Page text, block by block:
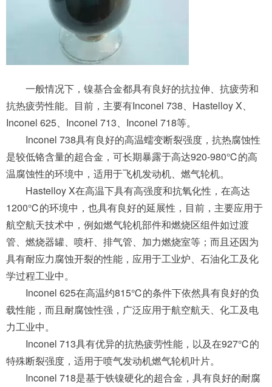
一般情况下，镍基合金都具有良好的抗拉伸、抗疲劳和
抗热疲劳性能。目前，主要有Inconel 738、Hastelloy X、
Inconel 625、Inconel 713、Inconel 718等。
Inconel 738具有良好的高温蠕变断裂强度，抗热腐蚀性
是较低铬含量的超合金，可长期暴露于高达920-980℃的高
温腐蚀性的环境中，适用于飞机发动机、燃气轮机。
Hastelloy X在高温下具有高强度和抗氧化性，在高达
1200℃的环境中，也具有良好的延展性，目前，主要应用于
航空航天技术中，例如燃气轮机部件和燃烧区组件如过渡
管、燃烧器罐、喷杆、排气管、加力燃烧室等；而且还因为
具有耐应力腐蚀开裂的性能，应用于工业炉、石油化工及化
学过程工业中。
Inconel 625在高温约815℃的条件下依然具有良好的负
载性能，而且耐腐蚀性强，广泛应用于航空航天、化工及电
力工业中。
Inconel 713具有优异的抗热疲劳性能，以及在927℃的
特殊断裂强度，适用于喷气发动机燃气轮机叶片。
Inconel 718是基于铁镍硬化的超合金，具有良好的耐腐